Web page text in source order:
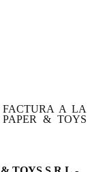
FACTURA A LA
& TOYS